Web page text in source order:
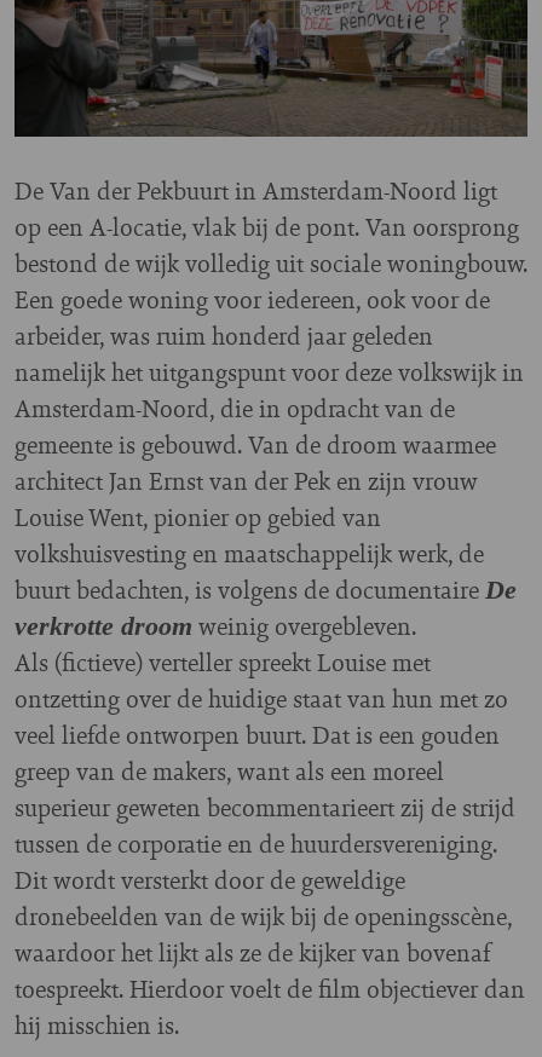
De Van der Pekbuurt in Amsterdam-Noord ligt
op een A-locatie, vlak bij de pont. Van oorsprong
bestond de wijk volledig uit sociale woningbouw.
Een goede woning voor iedereen, ook voor de
arbeider, was ruim honderd jaar geleden
namelijk het uitgangspunt voor deze volkswijk in
Amsterdam-Noord, die in opdracht van de
gemeente is gebouwd. Van de droom waarmee
architect Jan Ernst van der Pek en zijn vrouw
Louise Went, pionier op gebied van
volkshuisvesting en maatschappelijk werk, de
buurt bedachten, is volgens de documentaire De
verkrotte droom weinig overgebleven.
Als (fictieve) verteller spreekt Louise met
ontzetting over de huidige staat van hun met zo
veel liefde ontworpen buurt. Dat is een gouden
greep van de makers, want als een moreel
superieur geweten becommentarieert zij de strijd
tussen de corporatie en de huurdersvereniging.
Dit wordt versterkt door de geweldige
dronebeelden van de wijk bij de openingsscène,
waardoor het lijkt als ze de kijker van bovenaf
toespreekt. Hierdoor voelt de film objectiever dan
hij misschien is.